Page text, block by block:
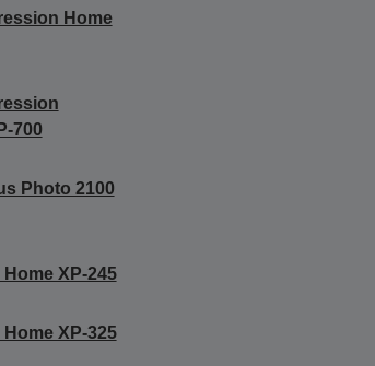
Home
700
Photo 2100
XP-245
XP-325